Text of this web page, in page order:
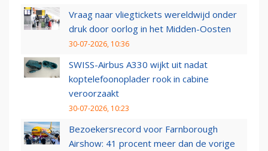
Vraag naar vliegtickets wereldwijd onder
druk door oorlog in het Midden-Oosten
30-07-2026, 10:36
SWISS-Airbus A330 wijkt uit nadat
koptelefoonoplader rook in cabine
veroorzaakt
30-07-2026, 10:23
Bezoekersrecord voor Farnborough
Airshow: 41 procent meer dan de vorige